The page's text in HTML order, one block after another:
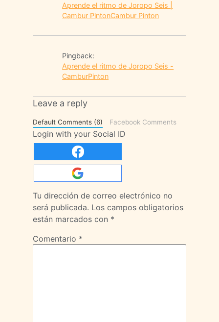
Aprende el ritmo de Joropo Seis |
Cambur PintonCambur Pinton
Pingback:
Aprende el ritmo de Joropo Seis -
CamburPinton
Leave a reply
Default Comments (6) Facebook Comments
Login with your Social ID
Tu dirección de correo electrónico no
será publicada. Los campos obligatorios
están marcados con *
Comentario *